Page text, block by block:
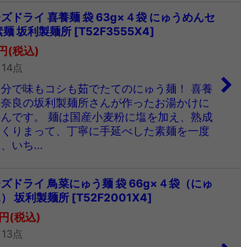
ドライ 喜養麺 袋 63g×４袋 にゅうめんセ
麺 坂利製麺所 [T52F3555X4]
(税込)
点
で味もコシも茹でたてのにゅう麺！ 喜養
良の坂利製麺所さんが作ったお湯かけに
です。 麺は国産小麦粉に塩を加え、熟成
りまって、丁寧に手延べした素麺を一度
いち…
ドライ 鳥菜にゅう麺 袋 66g×４袋（にゅ
坂利製麺所 [T52F2001X4]
円(税込)
点